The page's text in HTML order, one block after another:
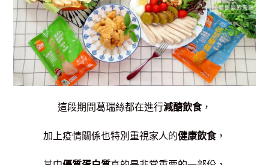
這段期間葛瑞絲都在進行減醣飲食，
加上疫情關係也特別重視家人的健康飲食，